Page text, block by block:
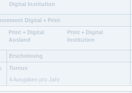
Digital Institution
Digital + Print
Print + Digital
Ausland
Print + Digital
Institution
Erscheinung
Turnus
4 Ausgaben pro Jahr